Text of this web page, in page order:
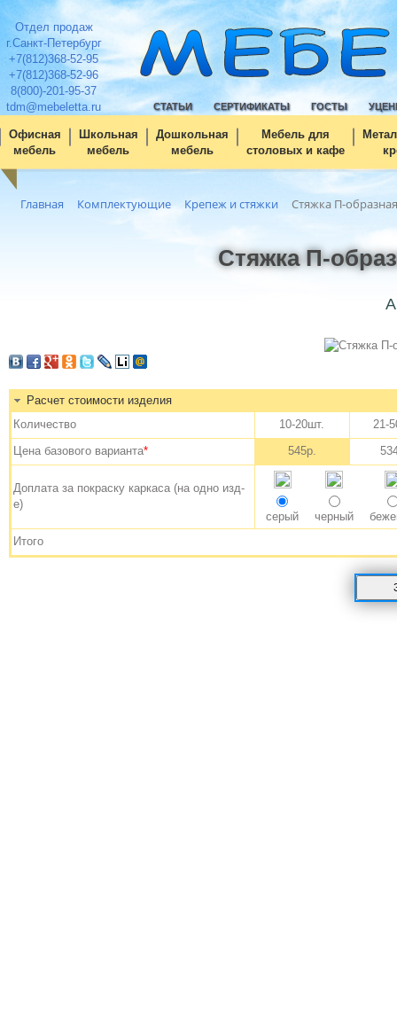
Отдел продаж
г.Санкт-Петербург
+7(812)368-52-95
+7(812)368-52-96
8(800)-201-95-37
tdm@mebeletta.ru
СТАТЬИ СЕРТИФИКАТЫ ГОСТЫ
Офисная
мебель
Школьная
мебель
Дошкольная
мебель
Мебель для
столовых и кафе
Главная Комплектующие Крепеж и стяжки Стяжка П-
Стяжка П-
Расчет стоимости изделия
Количество
10-20шт.
21-
Цена базового варианта* 545р.
Доплата за покраску каркаса (на одно изд-
е)
серый
черный
Итого